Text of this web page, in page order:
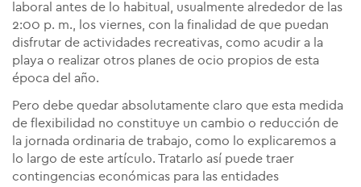
laboral antes de lo habitual, usualmente alrededor de las
2:00 p. m., los viernes, con la finalidad de que puedan
disfrutar de actividades recreativas, como acudir a la
playa o realizar otros planes de ocio propios de esta
época del año.
Pero debe quedar absolutamente claro que esta medida
de flexibilidad no constituye un cambio o reducción de
la jornada ordinaria de trabajo, como lo explicaremos a
lo largo de este artículo. Tratarlo así puede traer
contingencias económicas para las entidades